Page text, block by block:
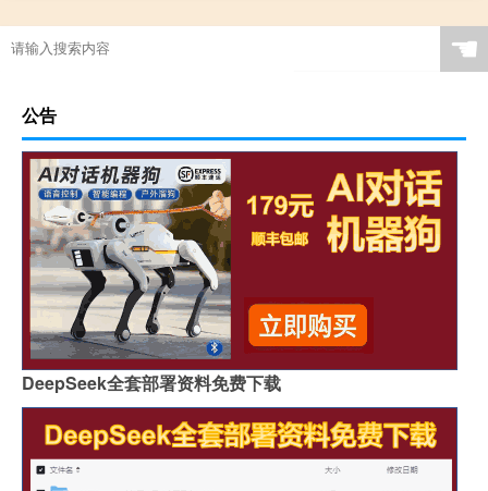
☚
公告
DeepSeek全套部署资料免费下载